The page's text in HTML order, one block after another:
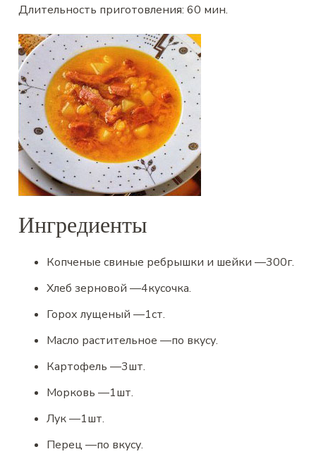
Длительность приготовления:60 мин.
Ингредиенты
Копченые свиные ребрышки и шейки —300г.
Хлеб зерновой —4кусочка.
Горох лущеный —1ст.
Масло растительное —по вкусу.
Картофель —3шт.
Морковь —1шт.
Лук—1шт.
Перец —по вкусу.